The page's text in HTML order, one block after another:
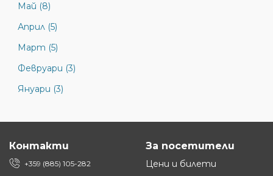
Май (8)
Април (5)
Март (5)
Февруари (3)
Януари (3)
Контакти
+359 (885) 105-282
За посетители
Цени и билети